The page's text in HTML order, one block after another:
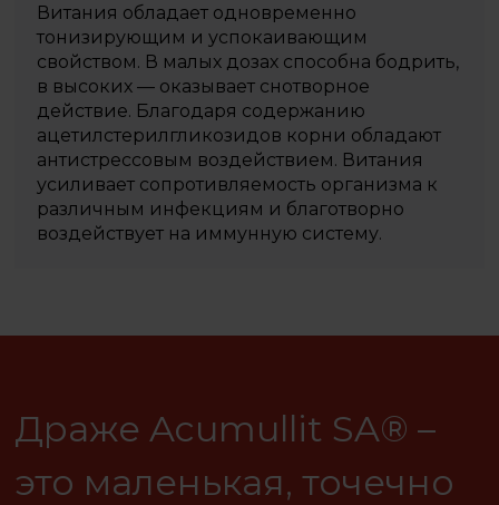
Витания обладает одновременно
тонизирующим и успокаивающим
свойством. В малых дозах способна бодрить,
в высоких — оказывает снотворное
действие. Благодаря содержанию
ацетилстерилгликозидов корни обладают
антистрессовым воздействием. Витания
усиливает сопротивляемость организма к
различным инфекциям и благотворно
воздействует на иммунную систему.
Драже Acumullit SA® –
это маленькая, точечно